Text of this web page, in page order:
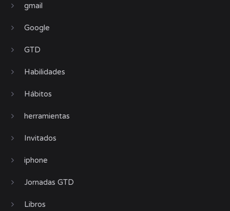
gmail
Google
GTD
Habilidades
Hábitos
herramientas
Invitados
iphone
Jornadas GTD
Libros